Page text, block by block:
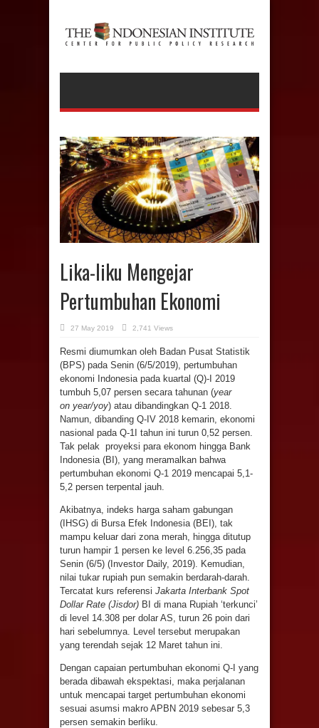
Lika-liku Mengejar
Pertumbuhan Ekonomi
27 May 2019 2,741 Views
Resmi diumumkan oleh Badan Pusat Statistik
(BPS) pada Senin (6/5/2019), pertumbuhan
ekonomi Indonesia pada kuartal (Q)-I 2019
tumbuh 5,07 persen secara tahunan (year
on year/yoy) atau dibandingkan Q-1 2018.
Namun, dibanding Q-IV 2018 kemarin, ekonomi
nasional pada Q-1I tahun ini turun 0,52 persen.
Tak pelak proyeksi para ekonom hingga Bank
Indonesia (BI), yang meramalkan bahwa
pertumbuhan ekonomi Q-1 2019 mencapai 5,1-
5,2 persen terpental jauh.
Akibatnya, indeks harga saham gabungan
(IHSG) di Bursa Efek Indonesia (BEI), tak
mampu keluar dari zona merah, hingga ditutup
turun hampir 1 persen ke level 6.256,35 pada
Senin (6/5) (Investor Daily, 2019). Kemudian,
nilai tukar rupiah pun semakin berdarah-darah.
Tercatat kurs referensi Jakarta Interbank Spot
Dollar Rate (Jisdor) BI di mana Rupiah ‘terkunci’
di level 14.308 per dolar AS, turun 26 poin dari
hari sebelumnya. Level tersebut merupakan
yang terendah sejak 12 Maret tahun ini.
Dengan capaian pertumbuhan ekonomi Q-I yang
berada dibawah ekspektasi, maka perjalanan
untuk mencapai target pertumbuhan ekonomi
sesuai asumsi makro APBN 2019 sebesar 5,3
persen semakin berliku.